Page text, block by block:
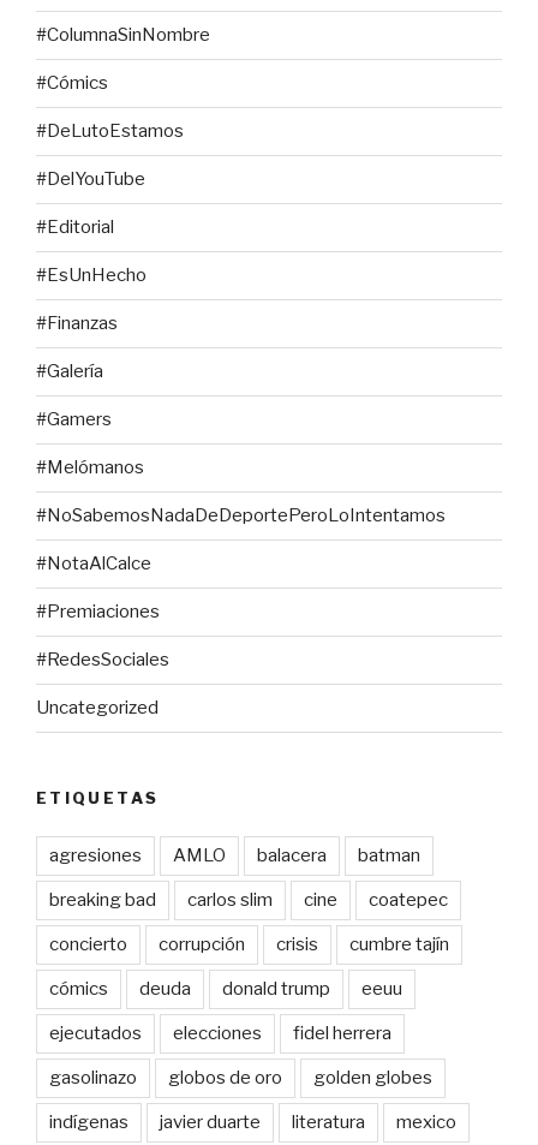
#ColumnaSinNombre
#Cómics
#DeLutoEstamos
#DelYouTube
#Editorial
#EsUnHecho
#Finanzas
#Galería
#Gamers
#Melómanos
#NoSabemosNadaDeDeportePeroLoIntentamos
#NotaAlCalce
#Premiaciones
#RedesSociales
Uncategorized
ETIQUETAS
agresiones AMLO balacera batman
breaking bad carlos slim cine coatepec
concierto corrupción crisis cumbre tajín
cómics deuda donald trump eeuu
ejecutados elecciones fidel herrera
gasolinazo globos de oro golden globes
indígenas javier duarte literatura mexico